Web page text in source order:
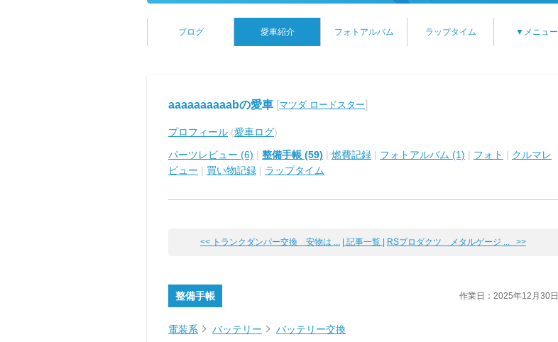
ブログ 愛車紹介 フォトアルバム ラップタイム ▼メニュー
aaaaaaaaaabの愛車 [マツダ ロードスター]
プロフィール (愛車ログ)
パーツレビュー (6) | 整備手帳 (59) | 燃費記録 | フォトアルバム (1) | フォト | クルマレ
ビュー | 買い物記録 | ラップタイム
<< トランクダンパー交換 安物は ... | 記事一覧 | RSプロダクツ メタルゲージ ... >>
整備手帳 作業日：2025年12月30日
電装系 バッテリー バッテリー交換